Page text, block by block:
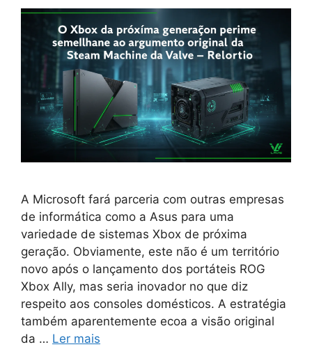
A Microsoft fará parceria com outras empresas
de informática como a Asus para uma
variedade de sistemas Xbox de próxima
geração. Obviamente, este não é um território
novo após o lançamento dos portáteis ROG
Xbox Ally, mas seria inovador no que diz
respeito aos consoles domésticos. A estratégia
também aparentemente ecoa a visão original
da … Ler mais